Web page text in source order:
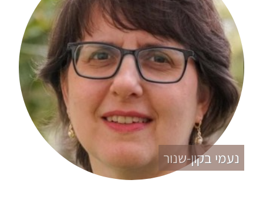
נעמי בקון-שנור